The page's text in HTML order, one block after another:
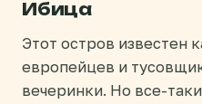
Ибица
Этот остров известен
европейцев и
вечеринки. Но все-